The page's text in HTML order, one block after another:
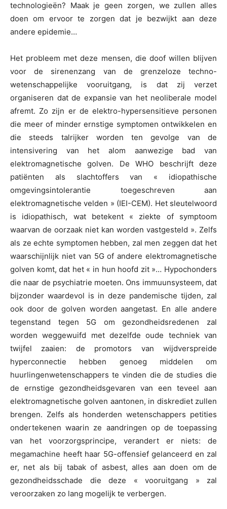
technologieën? Maak je geen zorgen, we zullen alles
doen om ervoor te zorgen dat je bezwijkt aan deze
andere epidemie…
Het probleem met deze mensen, die doof willen blijven
voor de sirenenzang van de grenzeloze techno-
wetenschappelijke vooruitgang, is dat zij verzet
organiseren dat de expansie van het neoliberale model
afremt. Zo zijn er de elektro-hypersensitieve personen
die meer of minder ernstige symptomen ontwikkelen en
die steeds talrijker worden ten gevolge van de
intensivering van het alom aanwezige bad van
elektromagnetische golven. De WHO beschrijft deze
patiënten als slachtoffers van « idiopathische
omgevingsintolerantie toegeschreven aan
elektromagnetische velden » (IEI-CEM). Het sleutelwoord
is idiopathisch, wat betekent « ziekte of symptoom
waarvan de oorzaak niet kan worden vastgesteld ». Zelfs
als ze echte symptomen hebben, zal men zeggen dat het
waarschijnlijk niet van 5G of andere elektromagnetische
golven komt, dat het « in hun hoofd zit »… Hypochonders
die naar de psychiatrie moeten. Ons immuunsysteem, dat
bijzonder waardevol is in deze pandemische tijden, zal
ook door de golven worden aangetast. En alle andere
tegenstand tegen 5G om gezondheidsredenen zal
worden weggewuifd met dezelfde oude techniek van
twijfel zaaien: de promotors van wijdverspreide
hyperconnectie hebben genoeg middelen om
huurlingenwetenschappers te vinden die de studies die
de ernstige gezondheidsgevaren van een teveel aan
elektromagnetische golven aantonen, in diskrediet zullen
brengen. Zelfs als honderden wetenschappers petities
ondertekenen waarin ze aandringen op de toepassing
van het voorzorgsprincipe, verandert er niets: de
megamachine heeft haar 5G-offensief gelanceerd en zal
er, net als bij tabak of asbest, alles aan doen om de
gezondheidsschade die deze « vooruitgang » zal
veroorzaken zo lang mogelijk te verbergen.